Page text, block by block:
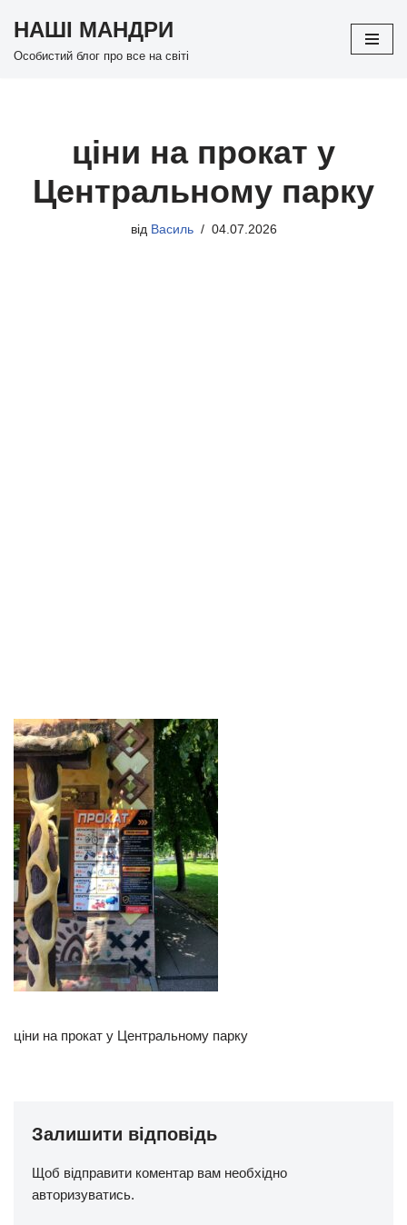
Перейти
НАШІ МАНДРИ
Особистий блог про все на світі
ціни на прокат у
Центральному парку
від Василь 04.07.2026
ціни на прокат у Центральному парку
Залишити відповідь
Щоб відправити коментар вам необхідно
авторизуватись.